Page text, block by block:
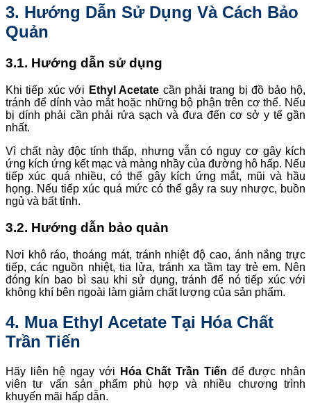
3. Hướng Dẫn Sử Dụng Và Cách Bảo
Quản
3.1. Hướng dẫn sử dụng
Khi tiếp xúc với Ethyl Acetate cần phải trang bị đồ bảo hộ,
tránh để dính vào mắt hoặc những bộ phận trên cơ thể. Nếu
bị dính phải cần phải rửa sạch và đưa đến cơ sở y tế gần
nhất.
Vì chất này độc tính thấp, nhưng vẫn có nguy cơ gây kích
ứng kích ứng kết mạc và màng nhầy của đường hô hấp. Nếu
tiếp xúc quá nhiều, có thể gây kích ứng mắt, mũi và hầu
họng. Nếu tiếp xúc quá mức có thể gây ra suy nhược, buồn
ngủ và bất tỉnh.
3.2. Hướng dẫn bảo quản
Nơi khô ráo, thoáng mát, tránh nhiệt độ cao, ánh nắng trực
tiếp, các nguồn nhiệt, tia lửa, tránh xa tầm tay trẻ em. Nên
đóng kín bao bì sau khi sử dụng, tránh để nó tiếp xúc với
không khí bên ngoài làm giảm chất lượng của sản phẩm.
4. Mua Ethyl Acetate Tại Hóa Chất
Trần Tiến
Hãy liên hệ ngay với Hóa Chất Trần Tiến để được nhân
viên tư vấn sản phẩm phù hợp và nhiều chương trình
khuyến mãi hấp dẫn.